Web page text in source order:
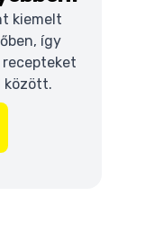
kiemelt
így
recepteket
között.